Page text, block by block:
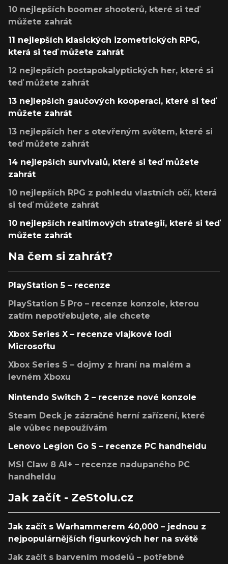
10 nejlepších boomer shooterů, které si teď
můžete zahrát
11 nejlepších klasických izometrických RPG,
která si teď můžete zahrát
12 nejlepších postapokalyptických her, které si
teď můžete zahrát
13 nejlepších gaučových kooperací, které si teď
můžete zahrát
13 nejlepších her s otevřeným světem, které si
teď můžete zahrát
14 nejlepších survivalů, které si teď můžete
zahrát
10 nejlepších RPG z pohledu vlastních očí, která
si teď můžete zahrát
10 nejlepších realtimových strategií, které si teď
můžete zahrát
Na čem si zahrát?
PlayStation 5 – recenze
PlayStation 5 Pro – recenze konzole, kterou
zatím nepotřebujete, ale chcete
Xbox Series X – recenze vlajkové lodi
Microsoftu
Xbox Series S – dojmy z hraní na malém a
levném Xboxu
Nintendo Switch 2 – recenze nové konzole
Steam Deck je zázračné herní zařízení, které
ale vůbec nepoužívám
Lenovo Legion Go S – recenze PC handheldu
MSI Claw 8 AI+ – recenze nadupaného PC
handheldu
Jak začít - ZeStolu.cz
Jak začít s Warhammerem 40,000 – jednou z
nejpopulárnějších figurkových her na světě
Jak začít s barvením modelů – potřebné